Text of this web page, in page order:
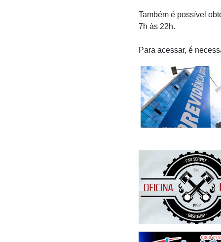
Também é possível
7h às 22h.
Para acessar, é